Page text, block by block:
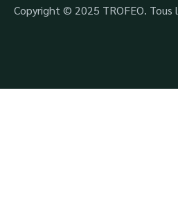
Copyright © 2025 TROFEO.